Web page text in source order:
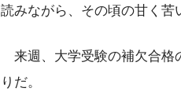
読みながら、その頃の甘く苦
来週、大学受験の補欠合格
りだ。